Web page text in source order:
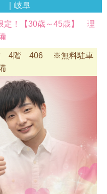
｜岐阜
定！【30歳～45歳】 理
館 4階 406 ※無料駐車